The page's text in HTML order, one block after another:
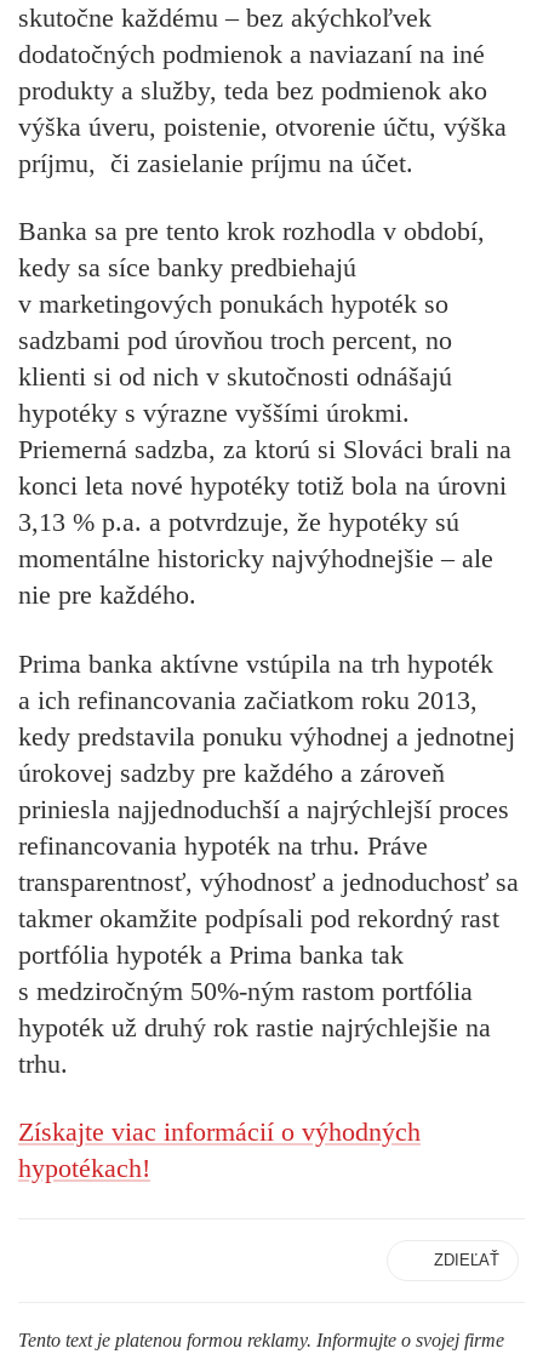
skutočne každému – bez akýchkoľvek
dodatočných podmienok a naviazaní na iné
produkty a služby, teda bez podmienok ako
výška úveru, poistenie, otvorenie účtu, výška
príjmu, či zasielanie príjmu na účet.
Banka sa pre tento krok rozhodla v období,
kedy sa síce banky predbiehajú
v marketingových ponukách hypoték so
sadzbami pod úrovňou troch percent, no
klienti si od nich v skutočnosti odnášajú
hypotéky s výrazne vyššími úrokmi.
Priemerná sadzba, za ktorú si Slováci brali na
konci leta nové hypotéky totiž bola na úrovni
3,13 % p.a. a potvrdzuje, že hypotéky sú
momentálne historicky najvýhodnejšie – ale
nie pre každého.
Prima banka aktívne vstúpila na trh hypoték
a ich refinancovania začiatkom roku 2013,
kedy predstavila ponuku výhodnej a jednotnej
úrokovej sadzby pre každého a zároveň
priniesla najjednoduchší a najrýchlejší proces
refinancovania hypoték na trhu. Práve
transparentnosť, výhodnosť a jednoduchosť sa
takmer okamžite podpísali pod rekordný rast
portfólia hypoték a Prima banka tak
s medziročným 50%-ným rastom portfólia
hypoték už druhý rok rastie najrýchlejšie na
trhu.
Získajte viac informácií o výhodných
hypotékach!
ZDIEĽAŤ
Tento text je platenou formou reklamy. Informujte o svojej firme